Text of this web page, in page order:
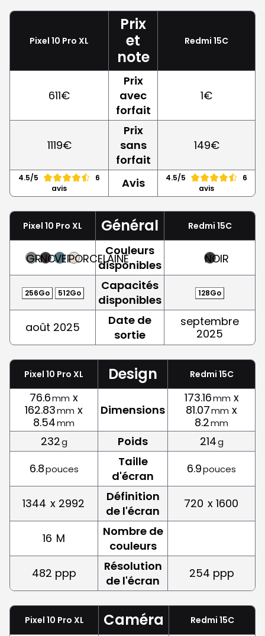
Pixel 10 Pro XL
Prix
et
note
Redmi 15C
611€
Prix
avec
forfait
1€
1119€
Prix
sans
forfait
149€
4.5/5
6
avis
Avis 4.5/5
6
avis
Pixel 10 Pro XL Général Redmi 15C
GRISNOIRVERTPORCELAINE
Couleurs
disponibles
NOIR
256Go 512Go
Capacités
disponibles
128Go
août 2025
Date de
sortie
septembre
2025
Pixel 10 Pro XL Design Redmi 15C
76.6mm x
162.83mm x
8.54mm
Dimensions
173.16mm x
81.07mm x
8.2mm
232g Poids 214g
6.8pouces
Taille
d'écran
6.9pouces
1344 x 2992
Définition
de l'écran
720 x 1600
16 M
Nombre de
couleurs
482 ppp
Résolution
de l'écran
254 ppp
Pixel 10 Pro XL Caméra Redmi 15C